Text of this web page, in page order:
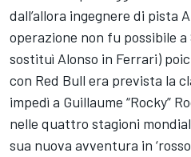
dall’allora ingegnere di pista
operazione non fu possibile
sostituì Alonso in Ferrari)
con Red Bull era prevista la
impedì a Guillaume “Rocky”
nelle quattro stagioni
sua nuova avventura in